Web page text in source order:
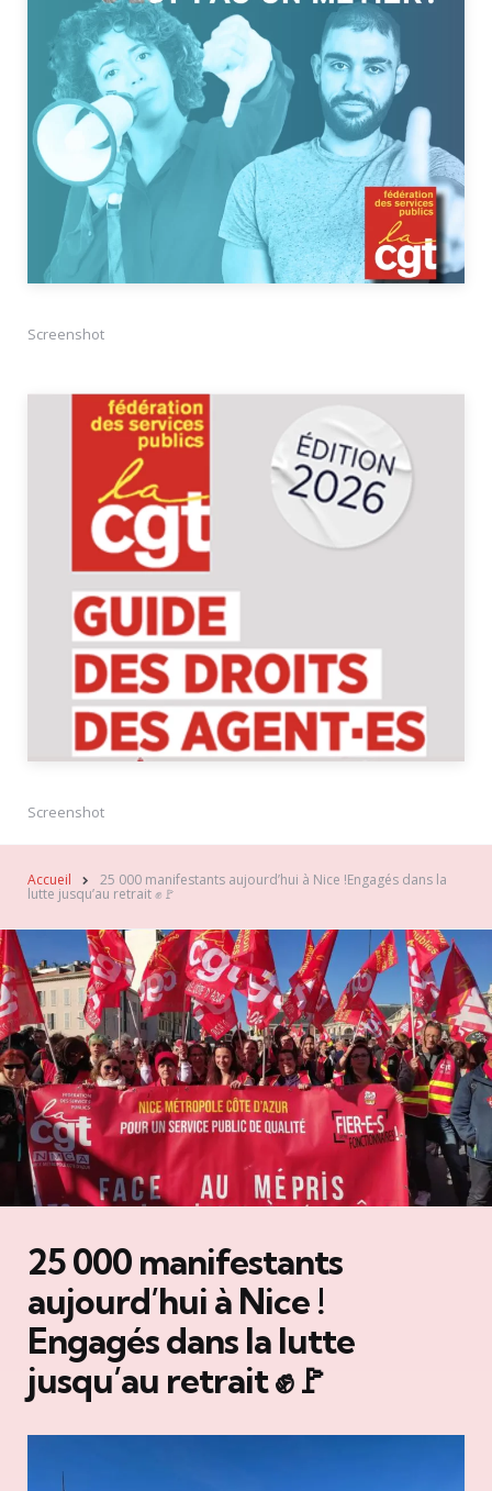
Screenshot
Screenshot
Accueil 25 000 manifestants aujourd’hui à Nice !Engagés dans la
lutte jusqu’au retrait ✊🚩
25 000 manifestants
aujourd’hui à Nice !
Engagés dans la lutte
jusqu’au retrait ✊🚩